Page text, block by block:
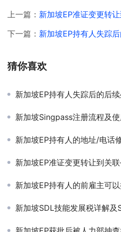
上一篇： 新加坡EP准证变更转让到
下一篇： 新加坡EP持有人失踪后的
猜你喜欢
新加坡EP持有人失踪后的后
新加坡Singpass注册流程及
新加坡EP持有人的地址/电话
新加坡EP准证变更转让到关
新加坡EP持有人的前雇主可
新加坡SDL技能发展税详解及